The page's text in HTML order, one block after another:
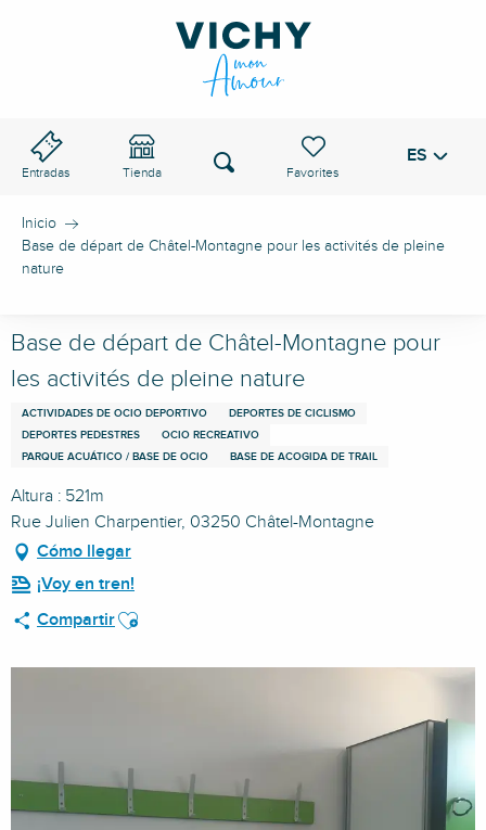
Entradas Tienda
Voir les favoris
Buscar ES
Inicio
Base de départ de Châtel-Montagne pour les activités de pleine
nature
Base de départ de Châtel-Montagne pour
les activités de pleine nature
ACTIVIDADES DE OCIO DEPORTIVO
DEPORTES DE CICLISMO
DEPORTES PEDESTRES
OCIO RECREATIVO
PARQUE ACUÁTICO / BASE DE OCIO
BASE DE ACOGIDA DE TRAIL
Altura : 521m
Rue Julien Charpentier, 03250 Châtel-Montagne
Cómo llegar
¡Voy en tren!
CompartirAjouter aux favoris